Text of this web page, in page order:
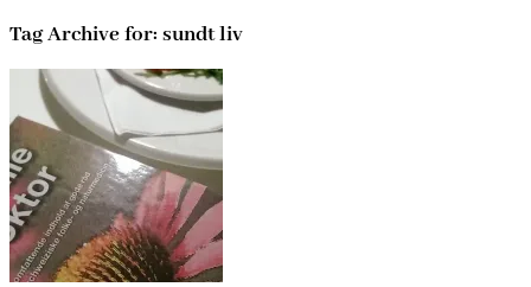
Tag Archive for: sundt liv